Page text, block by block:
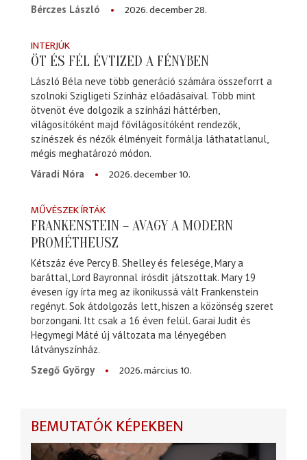
Bérczes László 2026. december 28.
INTERJÚK
ÖT ÉS FÉL ÉVTIZED A FÉNYBEN
László Béla neve több generáció számára összeforrt a
szolnoki Szigligeti Színház előadásaival. Több mint
ötvenöt éve dolgozik a színházi háttérben,
világosítóként majd fővilágosítóként rendezők,
színészek és nézők élményeit formálja láthatatlanul,
mégis meghatározó módon.
Váradi Nóra
2026. december 10.
MŰVÉSZEK ÍRTÁK
FRANKENSTEIN – AVAGY A MODERN
PROMÉTHEUSZ
Kétszáz éve Percy B. Shelley és felesége, Mary a
baráttal, Lord Bayronnal írósdit játszottak. Mary 19
évesen így írta meg az ikonikussá vált Frankenstein
regényt. Sok átdolgozás lett, hiszen a közönség szeret
borzongani. Itt csak a 16 éven felül. Garai Judit és
Hegymegi Máté új változata ma lényegében
látványszínház.
Szegő György
2026. március 10.
BEMUTATÓK KÉPEKBEN